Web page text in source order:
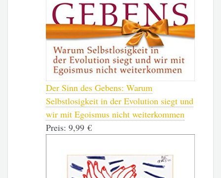
Der Sinn des Gebens: Warum
Selbstlosigkeit in der Evolution siegt und
wir mit Egoismus nicht weiterkommen
Preis:9,99 €